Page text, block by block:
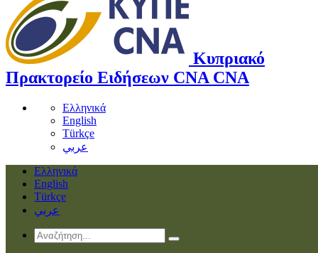
Κυπριακό
Πρακτορείο Ειδήσεων CNA CNA
Ελληνικά
English
Türkçe
عربي
Ελληνικά
English
Türkçe
عربي